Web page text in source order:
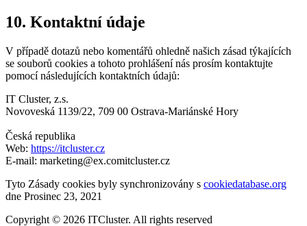
10. Kontaktní údaje
V případě dotazů nebo komentářů ohledně našich zásad týkajících
se souborů cookies a tohoto prohlášení nás prosím kontaktujte
pomocí následujících kontaktních údajů:
IT Cluster, z.s.
Novoveská 1139/22, 709 00 Ostrava-Mariánské Hory
Česká republika
Web: https://itcluster.cz
E-mail: marketing@ex.comitcluster.cz
Tyto Zásady cookies byly synchronizovány s cookiedatabase.org
dne Prosinec 23, 2021
Copyright © 2026 ITCluster. All rights reserved